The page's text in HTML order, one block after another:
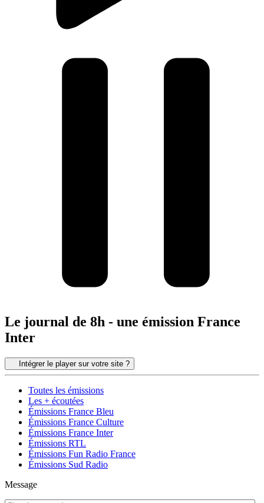
Le journal de 8h - une émission France
Inter
Intégrer le player sur votre site ?
Toutes les émissions
Les + écoutées
Émissions France Bleu
Émissions France Culture
Émissions France Inter
Émissions RTL
Émissions Fun Radio France
Émissions Sud Radio
Message